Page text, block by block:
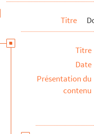
Titre
Titre
Date
Présentation du
contenu